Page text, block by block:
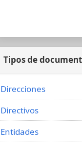
Tipos de
Direcciones
Directivos
Entidades